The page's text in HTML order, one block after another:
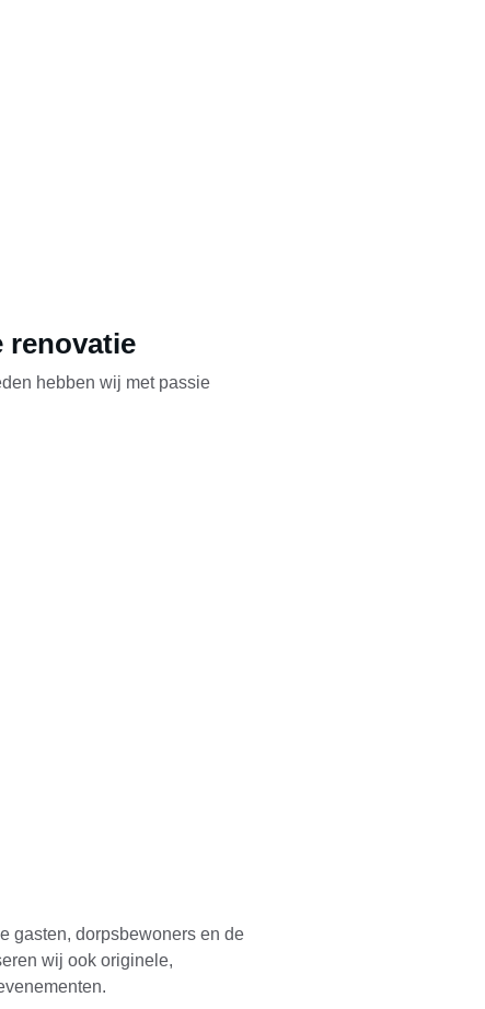
renovatie
hebben wij met passie
gasten, dorpsbewoners en de
wij ook originele,